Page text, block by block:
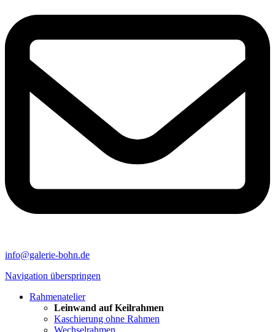
info@galerie-bohn.de
Navigation überspringen
Rahmenatelier
Leinwand auf Keilrahmen
Kaschierung ohne Rahmen